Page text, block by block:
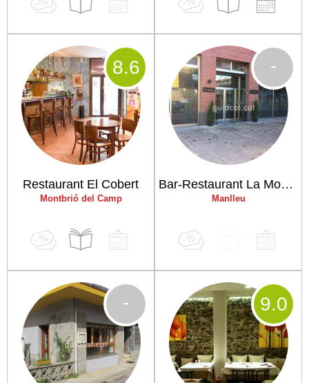
Restaurant El Cobert
Montbrió del Camp
8.6
Bar-Restaurant La Mossegada
Manlleu
-
- 9.0